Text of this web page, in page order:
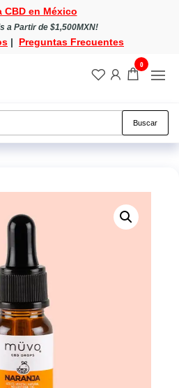
CBD en México
a Partir de $1,500MXN!
Preguntas Frecuentes
0
Buscar